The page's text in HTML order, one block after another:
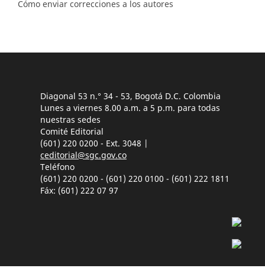
Cómo enviar correcciones a los autores
Diagonal 53 n.° 34 - 53, Bogotá D.C. Colombia
Lunes a viernes 8.00 a.m. a 5 p.m. para todas
nuestras sedes
Comité Editorial
(601) 220 0200 - Ext. 3048 |
ceditorial@sgc.gov.co
Teléfono
(601) 220 0200 - (601) 220 0100 - (601) 222 1811
Fáx: (601) 222 07 97